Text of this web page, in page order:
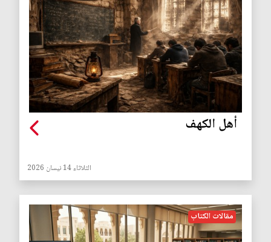
أهل الكهف
الثلاثاء 14 نيسان 2026
مقالات الكتاب